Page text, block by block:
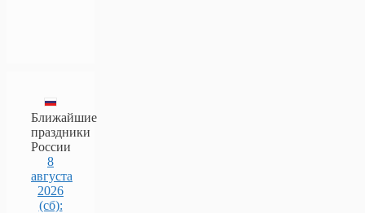
Ближайшие
праздники
России
8
августа
2026
(сб):